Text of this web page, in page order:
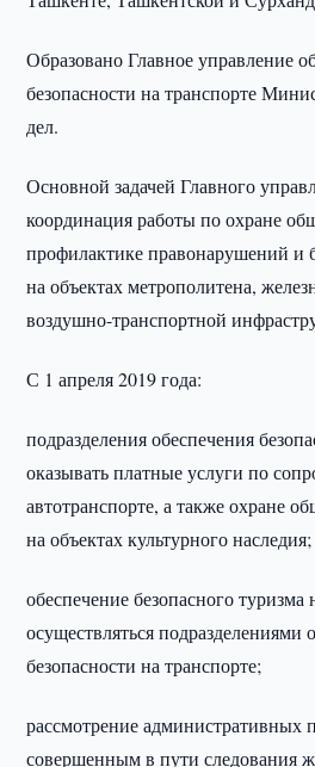
Образовано Главное управление
безопасности на транспорте
дел.
Основной задачей Главного
координация работы по охране
профилактике правонарушений и
на объектах метрополитена,
воздушно-транспортной
С 1 апреля 2019 года:
подразделения обеспечения
оказывать платные услуги по
автотранспорте, а также охране
на объектах культурного наследия;
обеспечение безопасного туризма
осуществляться подразделениями
безопасности на транспорте;
рассмотрение административных
совершенным в пути следования